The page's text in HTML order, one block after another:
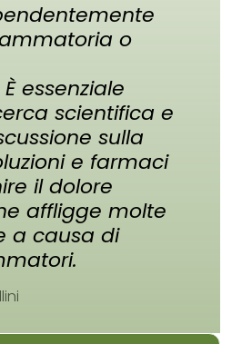
o
essenziale
scientifica e
sulla
e farmaci
il dolore
affligge molte
a causa di